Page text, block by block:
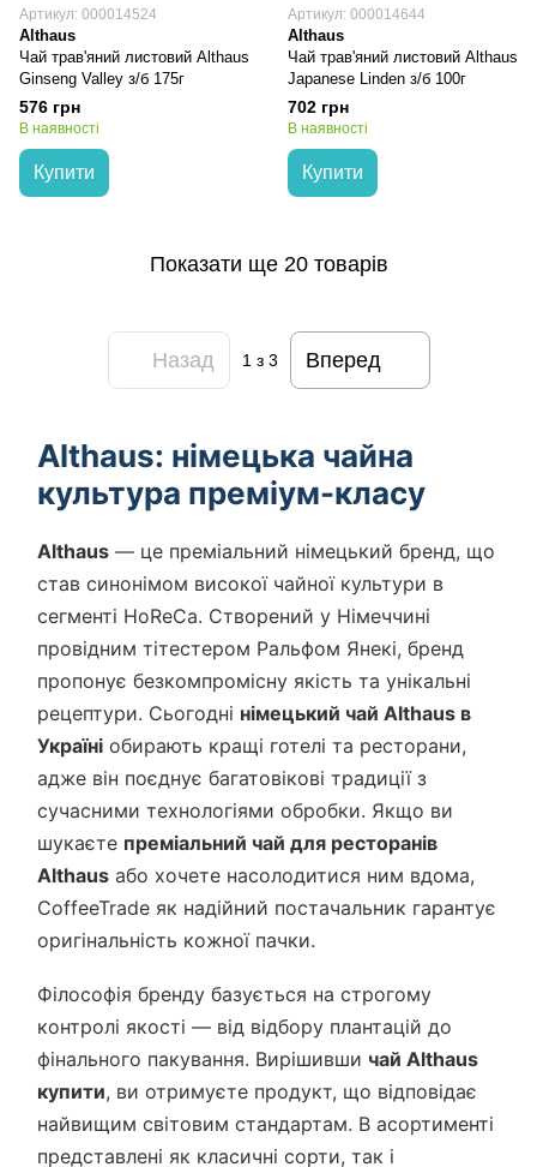
Артикул: 000014524
Althaus
Чай трав'яний листовий Althaus
Ginseng Valley з/б 175г
576 грн
В наявності
Купити
Артикул: 000014644
Althaus
Чай трав'яний листовий Althaus
Japanese Linden з/б 100г
702 грн
В наявності
Купити
Показати ще 20 товарів
Назад 1з 3 Вперед
Althaus: німецька чайна
культура преміум-класу
Althaus — це преміальний німецький бренд, що
став синонімом високої чайної культури в
сегменті HoReCa. Створений у Німеччині
провідним тітестером Ральфом Янекі, бренд
пропонує безкомпромісну якість та унікальні
рецептури. Сьогодні німецький чай Althaus в
Україні обирають кращі готелі та ресторани,
адже він поєднує багатовікові традиції з
сучасними технологіями обробки. Якщо ви
шукаєте преміальний чай для ресторанів
Althaus або хочете насолодитися ним вдома,
CoffeeTrade як надійний постачальник гарантує
оригінальність кожної пачки.
Філософія бренду базується на строгому
контролі якості — від відбору плантацій до
фінального пакування. Вирішивши чай Althaus
купити, ви отримуєте продукт, що відповідає
найвищим світовим стандартам. В асортименті
представлені як класичні сорти, так і